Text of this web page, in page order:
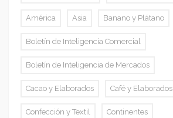
América Asia Banano y Plátano
Boletín de Inteligencia Comercial
Boletín de Inteligencia de Mercados
Cacao y Elaborados Café y Elaborados
Confección y Textil Continentes